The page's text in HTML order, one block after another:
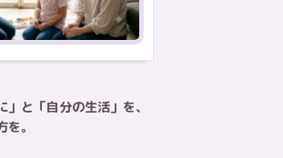
」と「自分の生活」を、
。